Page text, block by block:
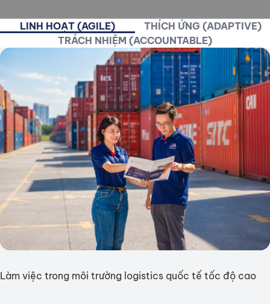
LINH HOẠT (AGILE)
THÍCH ỨNG (ADAPTIVE)
TRÁCH NHIỆM (ACCOUNTABLE)
Làm việc trong môi trường logistics quốc tế tốc độ cao